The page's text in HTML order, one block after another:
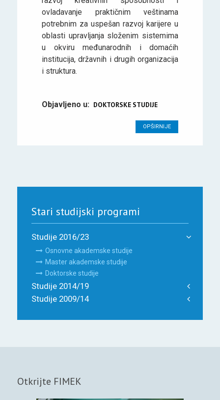
ovladavanje praktičnim veštinama
potrebnim za uspešan razvoj karijere u
oblasti upravljanja složenim sistemima
u okviru međunarodnih i domaćih
institucija, državnih i drugih organizacija
i struktura.
Objavljeno u: DOKTORSKE STUDIJE
OPŠIRNIJE
Stari studijski programi
Studije 2016/23
Osnovne akademske studije
Master akademske studije
Doktorske studije
Studije 2014/19
Studije 2009/14
Otkrijte FIMEK